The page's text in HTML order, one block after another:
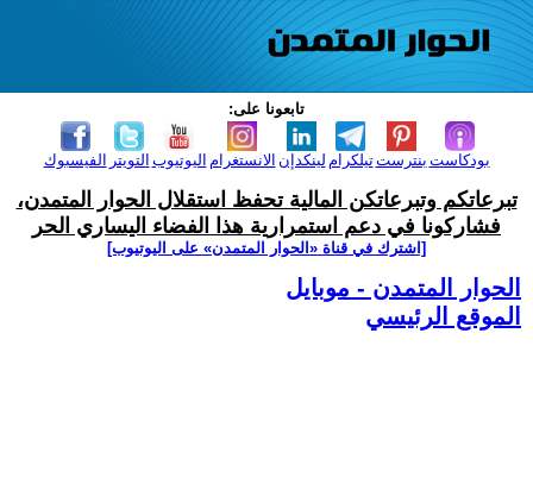
تابعونا على:
الفيسبوك التويتر اليوتيوب الانستغرام لينكدإن تيلكرامبنترست بودكاست
تبرعاتكم وتبرعاتكن المالية تحفظ استقلال الحوار المتمدن،
فشاركونا في دعم استمرارية هذا الفضاء اليساري الحر
[اشترك في قناة ‫«الحوار المتمدن» على اليوتيوب]
الحوار المتمدن - موبايل
الموقع الرئيسي